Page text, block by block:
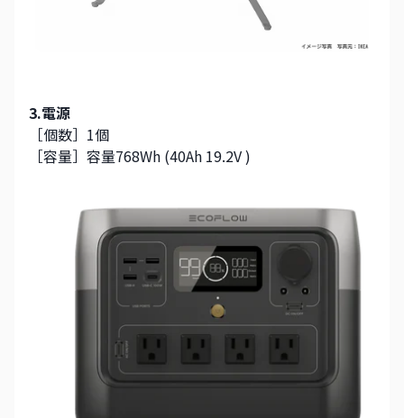
3.電源
［個数］1個
［容量］容量768Wh (40Ah 19.2V )